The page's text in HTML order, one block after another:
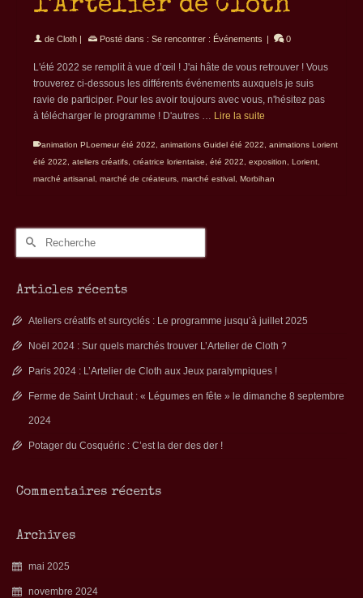
l’Artelier de Cloth
de Cloth | Posté dans : Se rencontrer : Événements | 0
L'été 2022 se remplit à vue d’œil ! J'ai hâte de vous retrouver ! Vous
trouverez ci-dessous les différents événements auxquels je suis
ravie de participer. Pour les avoir toujours avec vous, n'hésitez pas
à télécharger le programme ! D'autres … Lire la suite
animation PLoemeur été 2022 animations Guidel été 2022
animations Lorient
été 2022
ateliers créatifs créatrice lorientaise été 2022 exposition Lorient
marché artisanal marché de créateurs marché estival Morbihan
Rechercher :
Articles récents
Ateliers créatifs et surcyclés : Le programme jusqu’à juillet 2025
Noël 2024 : Sur quels marchés trouver L’Artelier de Cloth ?
Paris 2024 : L’Artelier de Cloth aux Jeux paralympiques !
Ferme de Saint Urchaut : « Légumes en fête » le dimanche 8 septembre
2024
Potager du Cosquéric : C’est la der des der !
Commentaires récents
Archives
mai 2025
novembre 2024